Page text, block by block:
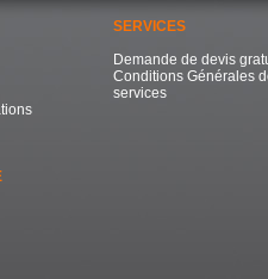
SERVICES
Demande de devis
Conditions Générales
services